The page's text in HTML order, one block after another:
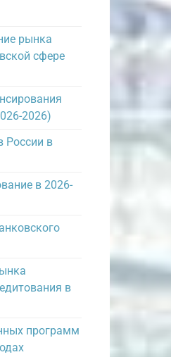
рынка
сфере
2026)
России в
в 2026-
в
программ